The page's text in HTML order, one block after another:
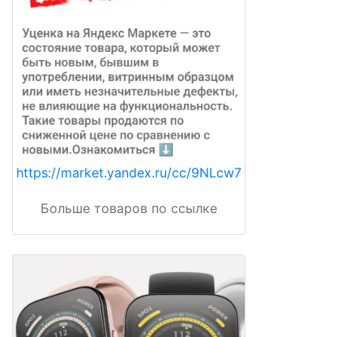
https://market.yandex.ru/cc/9NLcw7
Больше товаров по ссылке